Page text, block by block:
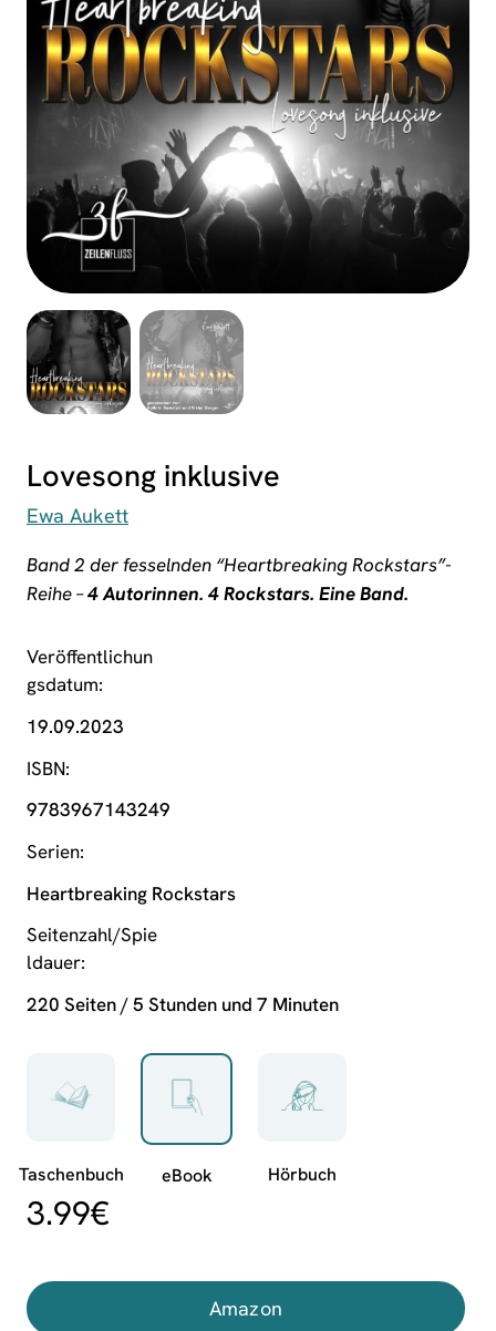
Lovesong inklusive
Ewa Aukett
Band 2 der fesselnden “Heartbreaking Rockstars”-
Reihe –4 Autorinnen. 4 Rockstars. Eine Band.
Veröffentlichun
gsdatum
19.09.2023
ISBN
9783967143249
Serien
Heartbreaking Rockstars
Seitenzahl/Spie
ldauer
220 Seiten / 5 Stunden und 7 Minuten
3.99€
Amazon